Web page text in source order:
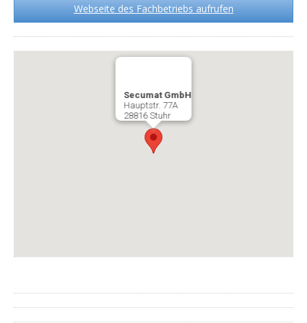
Webseite des Fachbetriebs aufrufen
Secumat GmbH
Hauptstr. 77A
28816 Stuhr